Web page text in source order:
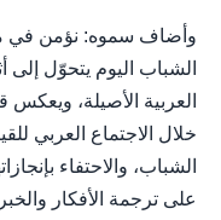
وأضاف سموه: نؤمن في
الشباب اليوم يتحوّل إلى
العربية الأصيلة،
خلال الاجتماع العربي
الشباب، والاحتفاء
على ترجمة الأفكار